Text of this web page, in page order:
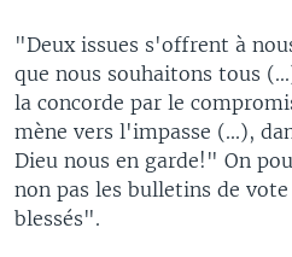
"Deux issues s'offrent à
que nous souhaitons tous
la concorde par le
mène vers l'impasse (...),
Dieu nous en garde!" On
non pas les bulletins de
blessés".